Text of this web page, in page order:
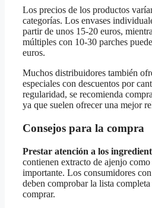
Los precios de los productos
categorías. Los envases
partir de unos 15-20 euros,
múltiples con 10-30 parches
euros.
Muchos distribuidores también
especiales con descuentos por
regularidad, se recomienda
ya que suelen ofrecer una mejor
Consejos para la compra
Prestar atención a los
contienen extracto de ajenjo
importante. Los consumidores
deben comprobar la lista
comprar.